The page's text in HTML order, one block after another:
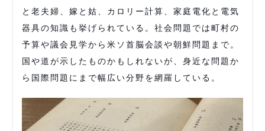
と老夫婦、嫁と姑、カロリー計算、家庭電化と電気
器具の知識も挙げられている。社会問題では町村の
予算や議会見学から米ソ首脳会談や朝鮮問題まで。
国や道が示したものかもしれないが、身近な問題か
ら国際問題にまで幅広い分野を網羅している。